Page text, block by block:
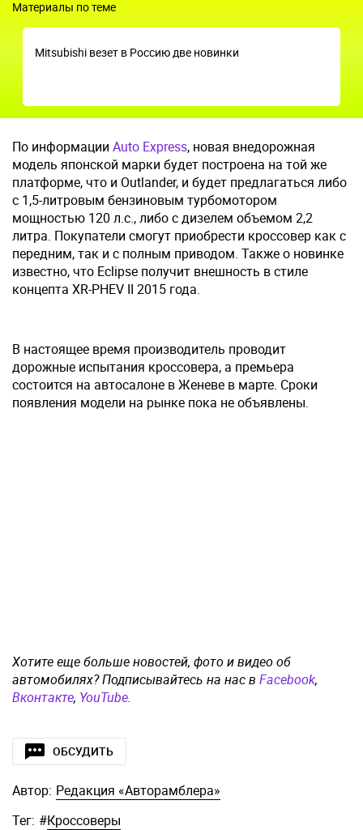
Материалы по теме
Mitsubishi везет в Россию две новинки
По информации Auto Express, новая внедорожная
модель японской марки будет построена на той же
платформе, что и Outlander, и будет предлагаться либо
с 1,5-литровым бензиновым турбомотором
мощностью 120 л.с., либо с дизелем объемом 2,2
литра. Покупатели смогут приобрести кроссовер как с
передним, так и с полным приводом. Также о новинке
известно, что Eclipse получит внешность в стиле
концепта XR-PHEV II 2015 года.
В настоящее время производитель проводит
дорожные испытания кроссовера, а премьера
состоится на автосалоне в Женеве в марте. Сроки
появления модели на рынке пока не объявлены.
Хотите еще больше новостей, фото и видео об
автомобилях? Подписывайтесь на нас в Facebook,
Вконтакте, YouTube.
ОБСУДИТЬ
Автор: Редакция «Авторамблера»
Тег: #Кроссоверы